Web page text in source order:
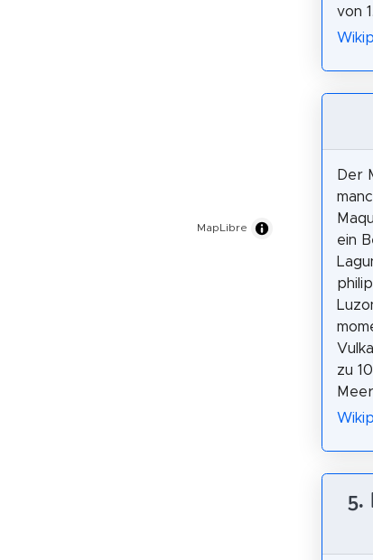
MapLibre
von
Der
ein
zu
5.